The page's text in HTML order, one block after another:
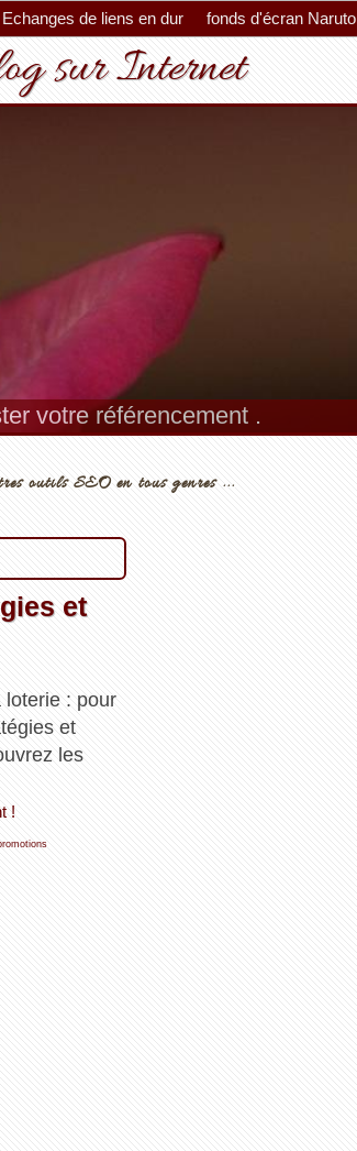
Echanges de liens en dur fonds d'écran Naruto
sur Internet
votre référencement .
outils SEO en tous genres ...
et
loterie : pour
et
les
!